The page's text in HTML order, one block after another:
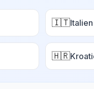
🇮🇹Italien
🇭🇷